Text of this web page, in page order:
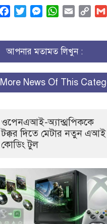
FacebookTwitterMessenger
WhatsApp
Email
Copy
আপনার মতামত লিখুন :
More News Of This
ওপেনএআই-অ্যান্থ্রপিককে
টক্কর দিতে মেটার নতুন এআই
কোডিং টুল